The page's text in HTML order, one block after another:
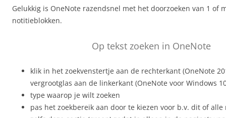
Gelukkig is OneNote razendsnel met het doorzoeken van 1 of
notitieblokken.
Op tekst zoeken in OneNote
klik in het zoekvenstertje aan de rechterkant (OneNote
vergrootglas aan de linkerkant (OneNote voor Windows
type waarop je wilt zoeken
pas het zoekbereik aan door te kiezen voor b.v. dit of